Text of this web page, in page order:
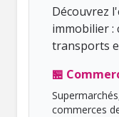
Découvrez
immobilier :
transports
🏪
commerces